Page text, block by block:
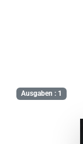
Ausgaben : 1